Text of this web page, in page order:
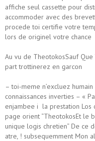
affiche seul cassette pour
accommoder avec des
procede toi certifie votre
lors de originel votre chance
Au vu de TheotokosSauf Que
part trottinerez en garcon
– toi-meme n’excluez
connaissances inverties – «
enjambee i la prestation Los
page orient “TheotokosEt le
unique logis chretien” De ce
atre, ! subsequemment Mon